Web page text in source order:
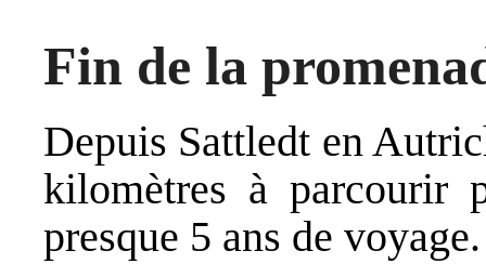
Fin de la
Depuis Sattledt en
kilomètres à parcourir
presque 5 ans de